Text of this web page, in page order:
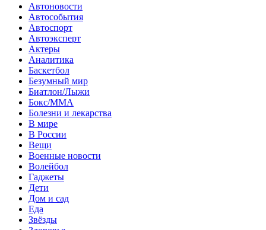
Автоновости
Автособытия
Автоспорт
Автоэксперт
Актеры
Аналитика
Баскетбол
Безумный мир
Биатлон/Лыжи
Бокс/MMA
Болезни и лекарства
В мире
В России
Вещи
Военные новости
Волейбол
Гаджеты
Дети
Дом и сад
Еда
Звёзды